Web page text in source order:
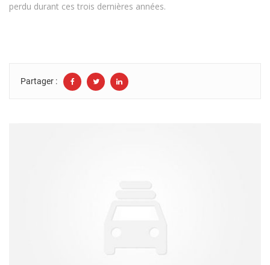
perdu durant ces trois dernières années.
Partager :